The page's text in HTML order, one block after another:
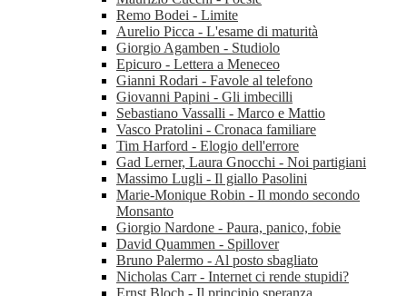
Remo Bodei - Limite
Aurelio Picca - L'esame di maturità
Giorgio Agamben - Studiolo
Epicuro - Lettera a Meneceo
Gianni Rodari - Favole al telefono
Giovanni Papini - Gli imbecilli
Sebastiano Vassalli - Marco e Mattio
Vasco Pratolini - Cronaca familiare
Tim Harford - Elogio dell'errore
Gad Lerner, Laura Gnocchi - Noi partigiani
Massimo Lugli - Il giallo Pasolini
Marie-Monique Robin - Il mondo secondo
Monsanto
Giorgio Nardone - Paura, panico, fobie
David Quammen - Spillover
Bruno Palermo - Al posto sbagliato
Nicholas Carr - Internet ci rende stupidi?